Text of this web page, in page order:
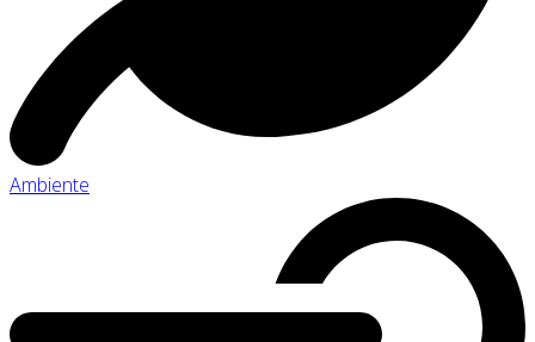
Ambiente